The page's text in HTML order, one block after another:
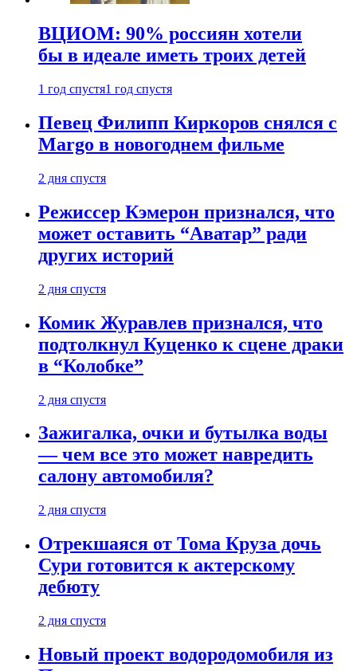
ВЦИОМ: 90% россиян хотели
бы в идеале иметь троих детей
1 год спустя1 год спустя
Певец Филипп Киркоров снялся с
Margo в новогоднем фильме
2 дня спустя
Режиссер Кэмерон признался, что
может оставить “Аватар” ради
других историй
2 дня спустя
Комик Журавлев признался, что
подтолкнул Куценко к сцене драки
в “Колобке”
2 дня спустя
Зажигалка, очки и бутылка воды
— чем все это может навредить
салону автомобиля?
2 дня спустя
Отрекшаяся от Тома Круза дочь
Сури готовится к актерскому
дебюту
2 дня спустя
Новый проект водородомобиля из